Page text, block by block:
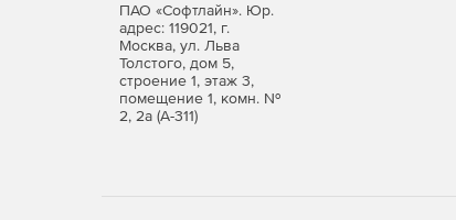
ПАО «Софтлайн». Юр.
адрес: 119021, г.
Москва, ул. Льва
Толстого, дом 5,
строение 1, этаж 3,
помещение 1, комн. №
2, 2а (А-311)